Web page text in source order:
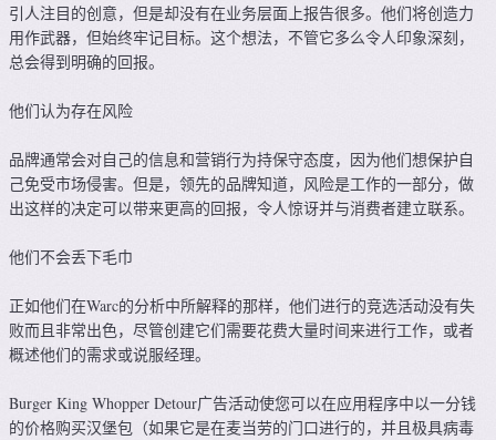
引人注目的创意，但是却没有在业务层面上报告很多。他们将创造力
用作武器，但始终牢记目标。这个想法，不管它多么令人印象深刻，
总会得到明确的回报。
他们认为存在风险
品牌通常会对自己的信息和营销行为持保守态度，因为他们想保护自
己免受市场侵害。但是，领先的品牌知道，风险是工作的一部分，做
出这样的决定可以带来更高的回报，令人惊讶并与消费者建立联系。
他们不会丢下毛巾
正如他们在Warc的分析中所解释的那样，他们进行的竞选活动没有失
败而且非常出色，尽管创建它们需要花费大量时间来进行工作，或者
概述他们的需求或说服经理。
Burger King Whopper Detour广告活动使您可以在应用程序中以一分钱
的价格购买汉堡包（如果它是在麦当劳的门口进行的，并且极具病毒